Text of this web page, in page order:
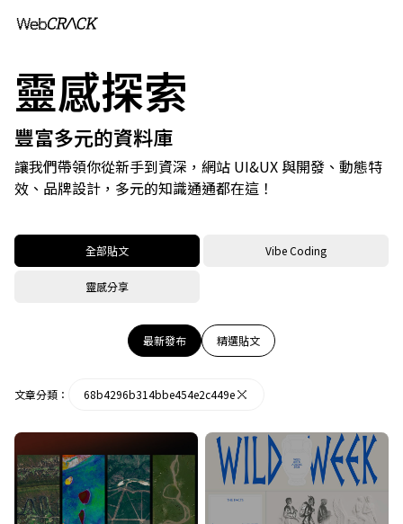
靈感探索
豐富多元的資料庫
讓我們帶領你從新手到資深，網站 UI&UX 與開發、動態特
效、品牌設計，多元的知識通通都在這！
全部貼文 Vibe Coding
靈感分享
最新發布 精選貼文
文章分類： 68b4296b314bbe454e2c449e